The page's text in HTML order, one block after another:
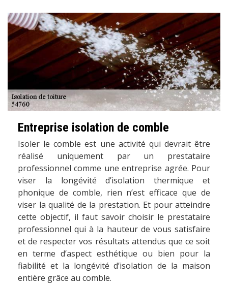
Entreprise isolation de comble
Isoler le comble est une activité qui devrait être
réalisé uniquement par un prestataire
professionnel comme une entreprise agrée. Pour
viser la longévité d’isolation thermique et
phonique de comble, rien n’est efficace que de
viser la qualité de la prestation. Et pour atteindre
cette objectif, il faut savoir choisir le prestataire
professionnel qui à la hauteur de vous satisfaire
et de respecter vos résultats attendus que ce soit
en terme d’aspect esthétique ou bien pour la
fiabilité et la longévité d’isolation de la maison
entière grâce au comble.